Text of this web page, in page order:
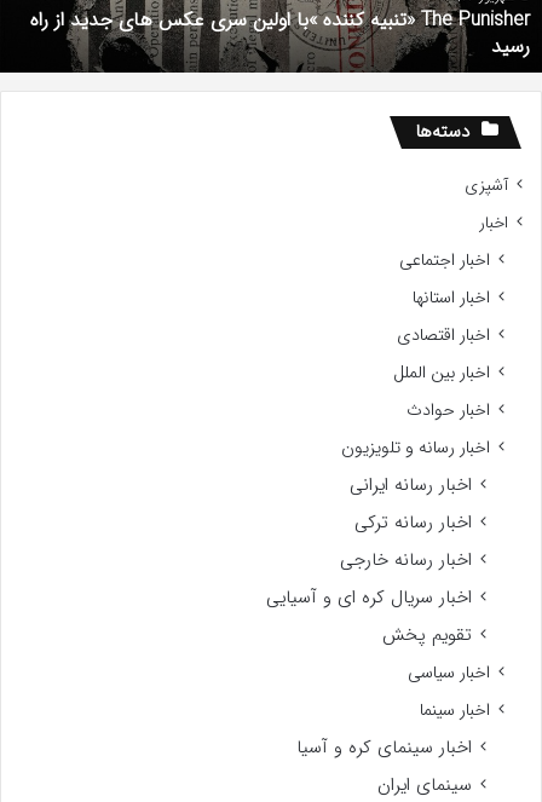
های
جدید
از
راه
رسید
The Punisher «تنبیه کننده »با اولین سری عکس های جدید از راه
رسید
دسته‌ها
آشپزی
اخبار
اخبار اجتماعی
اخبار استانها
اخبار اقتصادی
اخبار بین الملل
اخبار حوادث
اخبار رسانه و تلویزیون
اخبار رسانه ایرانی
اخبار رسانه ترکی
اخبار رسانه خارجی
اخبار سریال کره ای و آسیایی
تقویم پخش
اخبار سیاسی
اخبار سینما
اخبار سینمای کره و آسیا
سینمای ایران